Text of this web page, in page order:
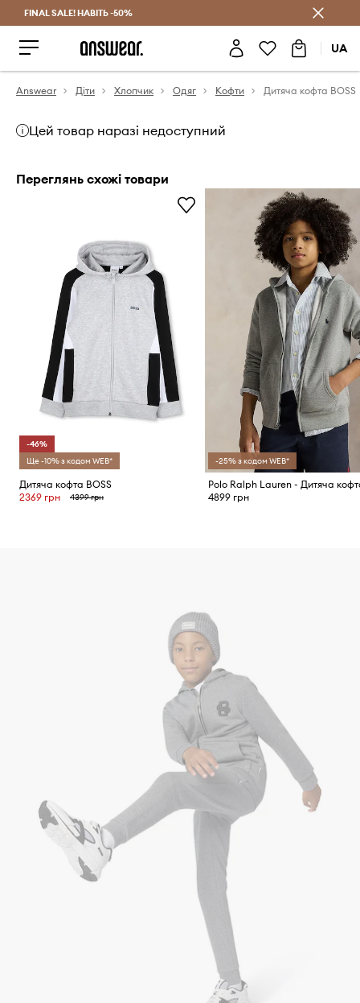
Заощаджуй з Answear Club
FINAL SALE! НАВІТЬ -50%
UA
Answear Діти Хлопчик Одяг Кофти Дитяча кофта BOSS
Цей товар наразі недоступний
Переглянь схожі товари
-46%
Ще -10% з кодом WEB*
Дитяча кофта BOSS
2369 грн
4399 грн
-25% з кодом WEB*
4899 грн